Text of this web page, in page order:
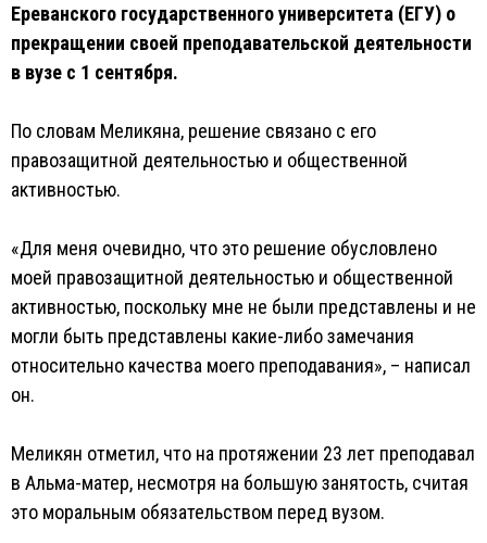
Ереванского государственного университета (ЕГУ) о
прекращении своей преподавательской деятельности
в вузе с 1 сентября.
По словам Меликяна, решение связано с его
правозащитной деятельностью и общественной
активностью.
«Для меня очевидно, что это решение обусловлено
моей правозащитной деятельностью и общественной
активностью, поскольку мне не были представлены и не
могли быть представлены какие-либо замечания
относительно качества моего преподавания», – написал
он.
Меликян отметил, что на протяжении 23 лет преподавал
в Альма-матер, несмотря на большую занятость, считая
это моральным обязательством перед вузом.